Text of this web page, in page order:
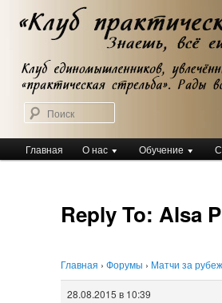
Перейти
основному
содержимому
Клуб практической
Клуб практической стрельбы
Главное
меню
Главная О нас Обучение
Reply To: Alsa
Главная › Форумы › Матчи за
28.08.2015 в 10:39